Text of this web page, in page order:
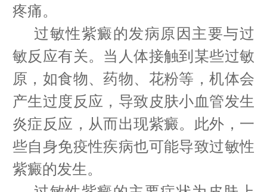
疼痛。
过敏性紫癜的发病原因主要与过
敏反应有关。当人体接触到某些过敏
原，如食物、药物、花粉等，机体会
产生过度反应，导致皮肤小血管发生
炎症反应，从而出现紫癜。此外，一
些自身免疫性疾病也可能导致过敏性
紫癜的发生。